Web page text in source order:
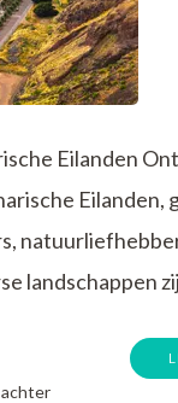
Eilanden
landschappen
op